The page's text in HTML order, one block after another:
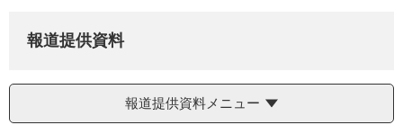
報道提供資料
報道提供資料メニュー